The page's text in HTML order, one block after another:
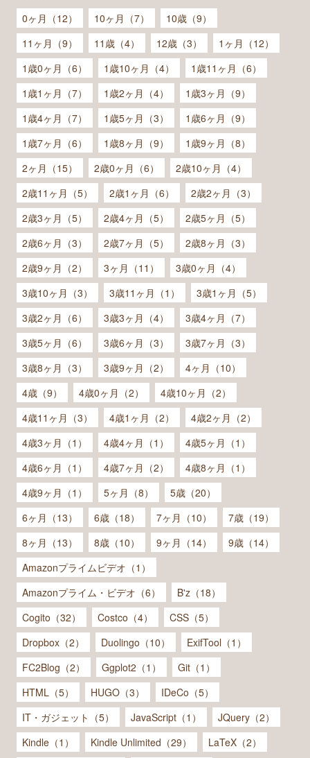
0ヶ月（12） 10ヶ月（7）
10歳（9）
11ヶ月（9）
11歳（4） 12歳（3）
1ヶ月（12）
1歳0ヶ月（6）
1歳10ヶ月（4）
1歳11ヶ月（6）
1歳1ヶ月（7）
1歳2ヶ月（4）
1歳3ヶ月（9）
1歳4ヶ月（7）
1歳5ヶ月（3）
1歳6ヶ月（9）
1歳7ヶ月（6）
1歳8ヶ月（9）
1歳9ヶ月（8）
2ヶ月（15）
2歳0ヶ月（6）
2歳10ヶ月（4）
2歳11ヶ月（5）
2歳1ヶ月（6）
2歳2ヶ月（3）
2歳3ヶ月（5）
2歳4ヶ月（5）
2歳5ヶ月（5）
2歳6ヶ月（3）
2歳7ヶ月（5）
2歳8ヶ月（3）
2歳9ヶ月（2）
3ヶ月（11）
3歳0ヶ月（4）
3歳10ヶ月（3）
3歳11ヶ月（1）
3歳1ヶ月（5）
3歳2ヶ月（6）
3歳3ヶ月（4）
3歳4ヶ月（7）
3歳5ヶ月（6）
3歳6ヶ月（3）
3歳7ヶ月（3）
3歳8ヶ月（3）
3歳9ヶ月（2）
4ヶ月（10）
4歳（9）
4歳0ヶ月（2）
4歳10ヶ月（2）
4歳11ヶ月（3）
4歳1ヶ月（2）
4歳2ヶ月（2）
4歳3ヶ月（1）
4歳4ヶ月（1）
4歳5ヶ月（1）
4歳6ヶ月（1）
4歳7ヶ月（2）
4歳8ヶ月（1）
4歳9ヶ月（1）
5ヶ月（8）
5歳（20）
6ヶ月（13）
6歳（18） 7ヶ月（10）
7歳（19）
8ヶ月（13）
8歳（10） 9ヶ月（14）
9歳（14）
Amazonプライムビデオ（1）
Amazonプライム・ビデオ（6）
B'z（18）
Cogito（32）
Costco（4）
CSS（5）
Dropbox（2）
Duolingo（10）
ExifTool（1）
FC2Blog（2）
Ggplot2（1）
Git（1）
HTML（5）
HUGO（3）
IDeCo（5）
IT・ガジェット（5）
JavaScript（1）
JQuery（2）
Kindle（1）
Kindle Unlimited（29）
LaTeX（2）